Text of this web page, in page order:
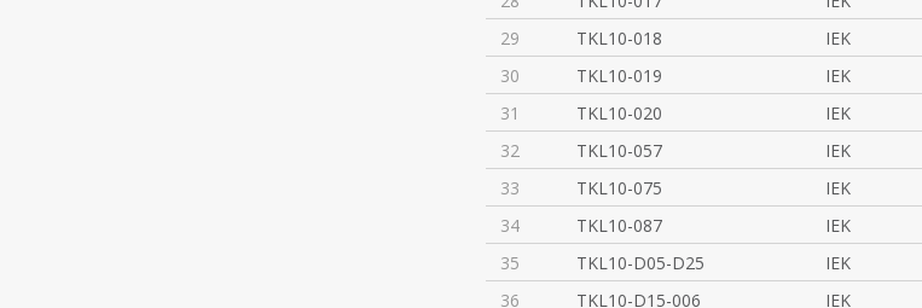
29 TKL10-018 IEK
30 TKL10-019 IEK
31 TKL10-020 IEK
32 TKL10-057 IEK
33 TKL10-075 IEK
34 TKL10-087 IEK
35 TKL10-D05-D25 IEK
36 TKL10-D15-006 IEK